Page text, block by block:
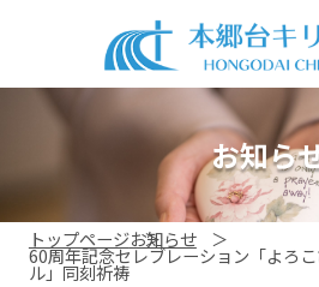
お知ら
トップページお知らせ
60周年記念セレブレーション「よ
ル」同刻祈祷